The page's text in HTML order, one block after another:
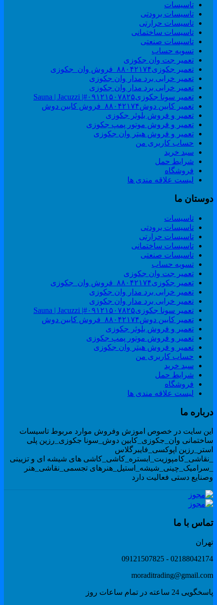
تاسیسات
تاسیسات برودتی
تاسیسات حرارتی
تاسیسات ساختمانی
تاسیسات صنعتی
تسویه حساب
تعمیر جت وان جکوزی
تعمیر جکوزی۸۸۰۴۲۱۷۴_فروش وان_جکوزی
تعمیر خرابی برد مدار وان جکوزی
تعمیر خرابی برد مدار وان جکوزی
تعمیر سونا جکوزی۰۹۱۲۱۵۰۷۸۲۵#| Sauna | Jacuzzi
تعمیر کابین دوش۸۸۰۴۲۱۷۴_فروش کابین دوش
تعمیر و فروش بلوئر جکوزی
تعمیر و فروش موتور پمپ جکوزی
تعمیر و فروش هیتر وان جکوزی
حساب کاربری من
سبد خرید
شرایط حمل
فروشگاه
لیست علاقه مندی ها
ما
تاسیسات
تاسیسات برودتی
تاسیسات حرارتی
تاسیسات ساختمانی
تاسیسات صنعتی
تسویه حساب
تعمیر جت وان جکوزی
تعمیر جکوزی۸۸۰۴۲۱۷۴_فروش وان_جکوزی
تعمیر خرابی برد مدار وان جکوزی
تعمیر خرابی برد مدار وان جکوزی
تعمیر سونا جکوزی۰۹۱۲۱۵۰۷۸۲۵#| Sauna | Jacuzzi
تعمیر کابین دوش۸۸۰۴۲۱۷۴_فروش کابین دوش
تعمیر و فروش بلوئر جکوزی
تعمیر و فروش موتور پمپ جکوزی
تعمیر و فروش هیتر وان جکوزی
حساب کاربری من
سبد خرید
شرایط حمل
فروشگاه
لیست علاقه مندی ها
ما
سایت در خصوص اموزش وفروش موارد مربوط تاسیسات
وان_جکوزی_کابین دوش_سونا جکوزی_رزین پلی
اپوکسی_فایبرگلاس
های شیشه ای و تزیینی
تجسمی_نقاشی_هنر
دستی فعالیت دارد
با ما
02188042174 -
24 ساعته در تمام ساعات روز